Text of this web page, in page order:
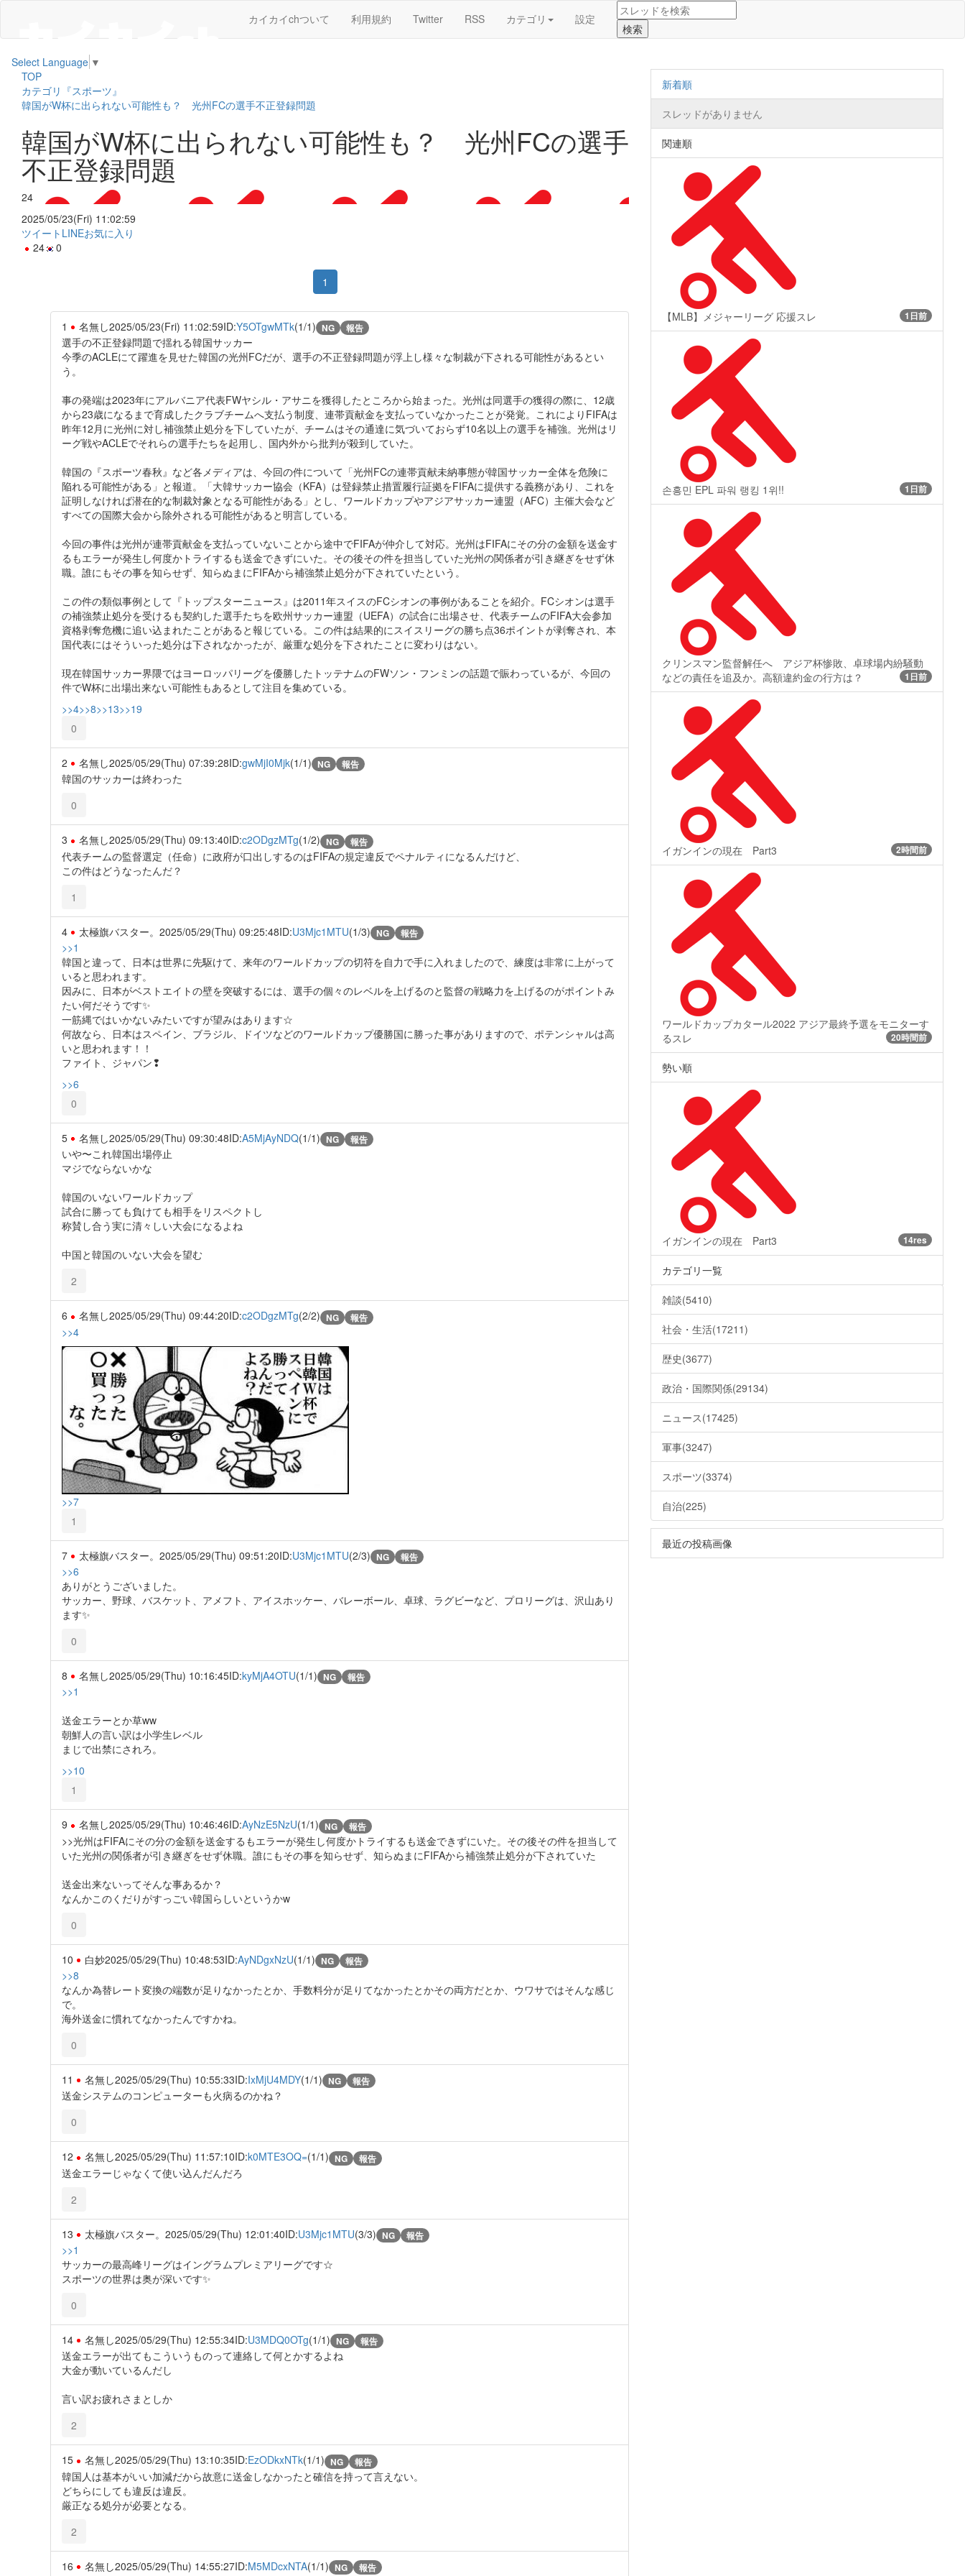
カイカイchついて 利用規約 Twitter RSS カテゴリ 設定
Select Language ▼
TOP
カテゴリ『スポーツ』
韓国がW杯に出られない可能性も？ 光州FCの選手不正登録問題
韓国がW杯に出られない可能性も？ 光州FCの選手
不正登録問題
24
2025/05/23(Fri) 11:02:59
ツイート LINEお気に入り
24
0
1
1 名無し2025/05/23(Fri) 11:02:59ID:Y5OTgwMTk(1/1) NG 報告
選手の不正登録問題で揺れる韓国サッカー
今季のACLEにて躍進を見せた韓国の光州FCだが、選手の不正登録問題が浮上し様々な制裁が下される可能性があるとい
う。
事の発端は2023年にアルバニア代表FWヤシル・アサニを獲得したところから始まった。光州は同選手の獲得の際に、12歳
から23歳になるまで育成したクラブチームへ支払う制度、連帯貢献金を支払っていなかったことが発覚。これによりFIFAは
昨年12月に光州に対し補強禁止処分を下していたが、チームはその通達に気づいておらず10名以上の選手を補強。光州はリ
ーグ戦やACLEでそれらの選手たちを起用し、国内外から批判が殺到していた。
韓国の『スポーツ春秋』など各メディアは、今回の件について「光州FCの連帯貢献未納事態が韓国サッカー全体を危険に
陥れる可能性がある」と報道。「大韓サッカー協会（KFA）は登録禁止措置履行証拠をFIFAに提供する義務があり、これを
証明しなければ潜在的な制裁対象となる可能性がある」とし、ワールドカップやアジアサッカー連盟（AFC）主催大会など
すべての国際大会から除外される可能性があると明言している。
今回の事件は光州が連帯貢献金を支払っていないことから途中でFIFAが仲介して対応。光州はFIFAにその分の金額を送金す
るもエラーが発生し何度かトライするも送金できずにいた。その後その件を担当していた光州の関係者が引き継ぎをせず休
職。誰にもその事を知らせず、知らぬまにFIFAから補強禁止処分が下されていたという。
この件の類似事例として『トップスターニュース』は2011年スイスのFCシオンの事例があることを紹介。FCシオンは選手
の補強禁止処分を受けるも契約した選手たちを欧州サッカー連盟（UEFA）の試合に出場させ、代表チームのFIFA大会参加
資格剥奪危機に追い込まれたことがあると報じている。この件は結果的にスイスリーグの勝ち点36ポイントが剥奪され、本
国代表にはそういった処分は下されなかったが、厳重な処分を下されたことに変わりはない。
現在韓国サッカー界隈ではヨーロッパリーグを優勝したトッテナムのFWソン・フンミンの話題で賑わっているが、今回の
件でW杯に出場出来ない可能性もあるとして注目を集めている。
>>4>>8>>13>>19
0
2 名無し2025/05/29(Thu) 07:39:28ID:gwMjI0Mjk(1/1) NG 報告
韓国のサッカーは終わった
0
3 名無し2025/05/29(Thu) 09:13:40ID:c2ODgzMTg(1/2) NG 報告
代表チームの監督選定（任命）に政府が口出しするのはFIFAの規定違反でペナルティになるんだけど、
この件はどうなったんだ？
1
4 太極旗バスター。 2025/05/29(Thu) 09:25:48ID:U3Mjc1MTU(1/3) NG 報告
>>1
韓国と違って、日本は世界に先駆けて、来年のワールドカップの切符を自力で手に入れましたので、練度は非常に上がって
いると思われます。
因みに、日本がベストエイトの壁を突破するには、選手の個々のレベルを上げるのと監督の戦略力を上げるのがポイントみ
たい何だそうです✨️
一筋縄ではいかないみたいですが望みはあります☆
何故なら、日本はスペイン、ブラジル、ドイツなどのワールドカップ優勝国に勝った事がありますので、ポテンシャルは高
いと思われます！！
ファイト、ジャパン❢
>>6
0
5 名無し2025/05/29(Thu) 09:30:48ID:A5MjAyNDQ(1/1) NG 報告
いや〜これ韓国出場停止
マジでならないかな
韓国のいないワールドカップ
試合に勝っても負けても相手をリスペクトし
称賛し合う実に清々しい大会になるよね
中国と韓国のいない大会を望む
2
6 名無し2025/05/29(Thu) 09:44:20ID:c2ODgzMTg(2/2) NG 報告
>>4
>>7
1
7 太極旗バスター。 2025/05/29(Thu) 09:51:20ID:U3Mjc1MTU(2/3) NG 報告
>>6
ありがとうございました。
サッカー、野球、バスケット、アメフト、アイスホッケー、バレーボール、卓球、ラグビーなど、プロリーグは、沢山あり
ます✨️
0
8 名無し2025/05/29(Thu) 10:16:45ID:kyMjA4OTU(1/1) NG 報告
>>1
送金エラーとか草ww
朝鮮人の言い訳は小学生レベル
まじで出禁にされろ。
>>10
1
9 名無し2025/05/29(Thu) 10:46:46ID:AyNzE5NzU(1/1) NG 報告
>>光州はFIFAにその分の金額を送金するもエラーが発生し何度かトライするも送金できずにいた。その後その件を担当して
いた光州の関係者が引き継ぎをせず休職。誰にもその事を知らせず、知らぬまにFIFAから補強禁止処分が下されていた
送金出来ないってそんな事あるか？
なんかこのくだりがすっごい韓国らしいというかw
0
10 白妙2025/05/29(Thu) 10:48:53ID:AyNDgxNzU(1/1) NG 報告
>>8
なんか為替レート変換の端数が足りなかったとか、手数料分が足りてなかったとかその両方だとか、ウワサではそんな感じ
で。
海外送金に慣れてなかったんですかね。
0
11 名無し2025/05/29(Thu) 10:55:33ID:IxMjU4MDY(1/1) NG 報告
送金システムのコンピューターも火病るのかね？
0
12 名無し2025/05/29(Thu) 11:57:10ID:k0MTE3OQ=(1/1) NG 報告
送金エラーじゃなくて使い込んだんだろ
2
13 太極旗バスター。 2025/05/29(Thu) 12:01:40ID:U3Mjc1MTU(3/3) NG 報告
>>1
サッカーの最高峰リーグはイングラムプレミアリーグです☆
スポーツの世界は奥が深いです✨️
0
14 名無し2025/05/29(Thu) 12:55:34ID:U3MDQ0OTg(1/1) NG 報告
送金エラーが出てもこういうものって連絡して何とかするよね
大金が動いているんだし
言い訳お疲れさまとしか
2
15 名無し2025/05/29(Thu) 13:10:35ID:EzODkxNTk(1/1) NG 報告
韓国人は基本がいい加減だから故意に送金しなかったと確信を持って言えない。
どちらにしても違反は違反。
厳正なる処分が必要となる。
2
16 名無し2025/05/29(Thu) 14:55:27ID:M5MDcxNTA(1/1) NG 報告
新着順
スレッドがありません
関連順
【MLB】メジャーリーグ 応援スレ 1日前
손흥민 EPL 파워 랭킹 1위!! 1日前
クリンスマン監督解任へ アジア杯惨敗、卓球場内紛騒動
などの責任を追及か。高額違約金の行方は？
1日前
イガンインの現在 Part3 2時間前
ワールドカップカタール2022 アジア最終予選をモニターす
るスレ
20時間前
勢い順
イガンインの現在 Part3 14res
カテゴリ一覧
雑談(5410)
社会・生活(17211)
歴史(3677)
政治・国際関係(29134)
ニュース(17425)
軍事(3247)
スポーツ(3374)
自治(225)
最近の投稿画像